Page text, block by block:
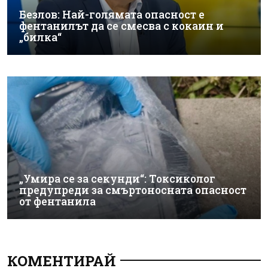
Безлов: Най-голямата опасност е
фентанилът да се смесва с кокаин и
„билка“
„Умира се за секунди“: Токсиколог
предупреди за смъртоносната опасност
от фентанила
КОМЕНТИРАЙ